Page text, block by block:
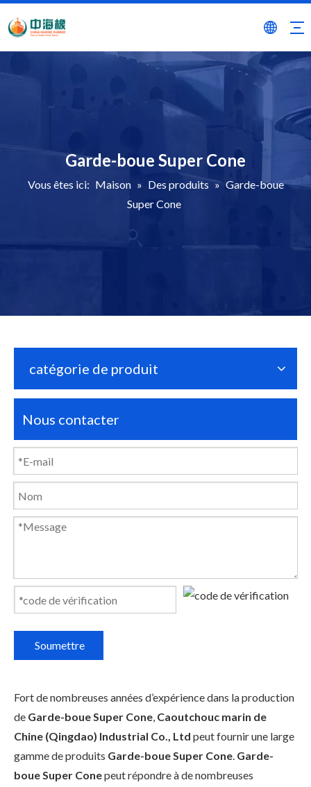
Garde-boue Super Cone
Vous êtes ici: Maison » Des produits » Garde-boue
Super Cone
catégorie de produit
Nous contacter
Soumettre
Fort de nombreuses années d’expérience dans la production
de Garde-boue Super Cone, Caoutchouc marin de
Chine (Qingdao) Industrial Co., Ltd peut fournir une large
gamme de produits Garde-boue Super Cone. Garde-
boue Super Conepeut répondre à de nombreuses